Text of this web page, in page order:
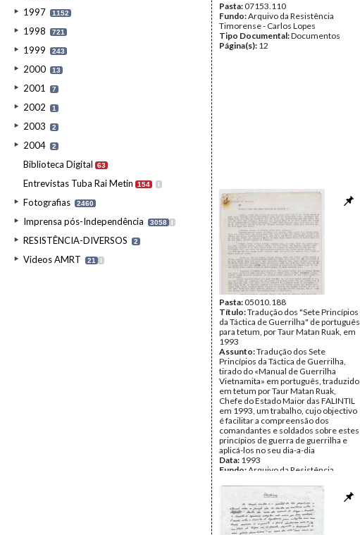
1997 1152
1998 721
1999 243
2000 13
2001 7
2002 1
2003 2
2004 2
Biblioteca Digital 63
Entrevistas Tuba Rai Metin 154 I
Fotografias 2460
Imprensa pós-Independência 3058 I
RESISTÊNCIA-DIVERSOS 2
Videos AMRT 21 I
Pasta:07153.110
Fundo:Arquivo da Resistência
Timorense - Carlos Lopes
Tipo Documental:Documentos
Página(s): 12
Pasta:05010.188
Título:Tradução dos "Sete Princípios
da Táctica de Guerrilha" de português
para tetum, por Taur Matan Ruak, em
1993
Assunto:Tradução dos Sete
Princípios da Táctica de Guerrilha,
tirado do «Manual de Guerrilha
Vietnamita» em português, traduzido
em tetum por Taur Matan Ruak,
Chefe do Estado Maior das FALINTIL
em 1993, um trabalho, cujo objectivo
é facilitar a compreensão dos
comandantes e soldados sobre estes
princípios de guerra de guerrilha e
aplicá-los no seu dia-a-dia
Data: 1993
Fundo: Arquivo da Resistência
Tipo Documental:Documentos